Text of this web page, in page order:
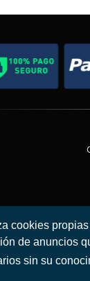
cookies
de anuncios
sin su